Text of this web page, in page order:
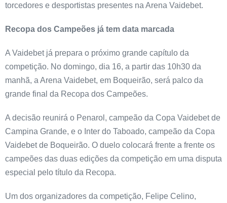
torcedores e desportistas presentes na Arena Vaidebet.
Recopa dos Campeões já tem data marcada
A Vaidebet já prepara o próximo grande capítulo da
competição. No domingo, dia 16, a partir das 10h30 da
manhã, a Arena Vaidebet, em Boqueirão, será palco da
grande final da Recopa dos Campeões.
A decisão reunirá o Penarol, campeão da Copa Vaidebet de
Campina Grande, e o Inter do Taboado, campeão da Copa
Vaidebet de Boqueirão. O duelo colocará frente a frente os
campeões das duas edições da competição em uma disputa
especial pelo título da Recopa.
Um dos organizadores da competição, Felipe Celino,